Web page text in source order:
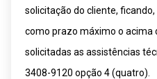
solicitação do cliente,
como prazo máximo o acima
solicitadas as assistências
3408-9120 opção 4 (quatro).